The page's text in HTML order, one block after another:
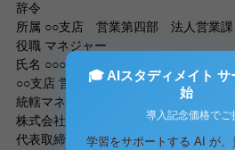
辞令
所属 ○○支店 営業第四部 法人営業課
役職 マネジャー
氏名 ○○○○
○○支店 営業第一部
統轄マネジャーを命ず
株式会社 ○○商事
代表取締役社長 ○○○○
🎓 AIスタディメイト サ
始
導入記念価格でご
学習をサポートする AI が